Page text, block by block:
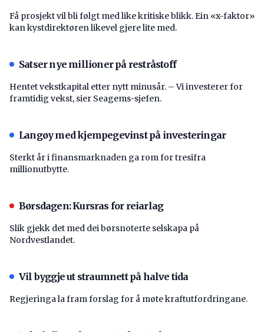
Få prosjekt vil bli følgt med like kritiske blikk. Ein «x-faktor»
kan kystdirektøren likevel gjere lite med.
Satser nye millioner på restråstoff
Hentet vekstkapital etter nytt minusår. – Vi investerer for
framtidig vekst, sier Seagems-sjefen.
Langøy med kjempegevinst på investeringar
Sterkt år i finansmarknaden ga rom for tresifra
millionutbytte.
Børsdagen: Kursras for reiarlag
Slik gjekk det med dei børsnoterte selskapa på
Nordvestlandet.
Vil byggje ut straumnett på halve tida
Regjeringa la fram forslag for å møte kraftutfordringane.